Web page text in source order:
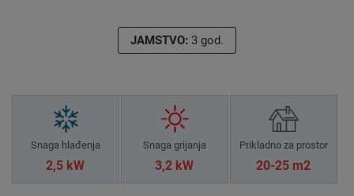
JAMSTVO: 3 god.
Snaga hlađenja
2,5 kW
Snaga grijanja
3,2 kW
Prikladno za prostor
20-25 m2